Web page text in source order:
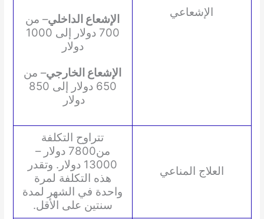
الإشعاعي
الإشعاع الداخلي– من
700 دولار إلى 1000
دولار
الإشعاع الخارجي– من
650 دولار إلى 850
دولار
العلاج المناعي
تتراوح التكلفة
من7800 دولار –
13000 دولار. وتقدر
هذه التكلفة لمرة
واحدة في الشهر لمدة
سنتين على الأقل.